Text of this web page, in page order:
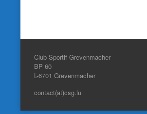
Club Sportif Grevenmacher
BP 60
L-6701 Grevenmacher
contact(at)csg.lu